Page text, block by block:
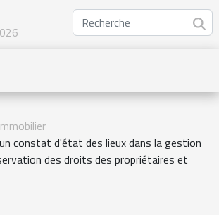
constat d'état des lieux dans la gestion
des droits des propriétaires et